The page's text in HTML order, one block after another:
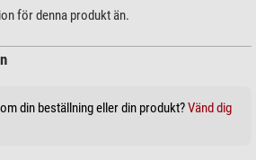
för denna produkt än.
din beställning eller din produkt?Vänd dig